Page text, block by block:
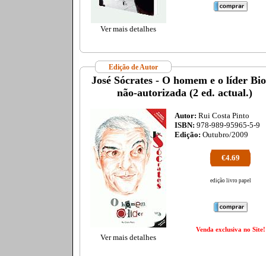
Ver mais detalhes
Edição de Autor
José Sócrates - O homem e o líder
não-autorizada (2 ed. actual.)
Autor: Rui Costa Pinto
ISBN: 978-989-95965-5-9
Edição: Outubro/2009
€4.69
edição livro papel
Venda exclusiva no Site!
Ver mais detalhes